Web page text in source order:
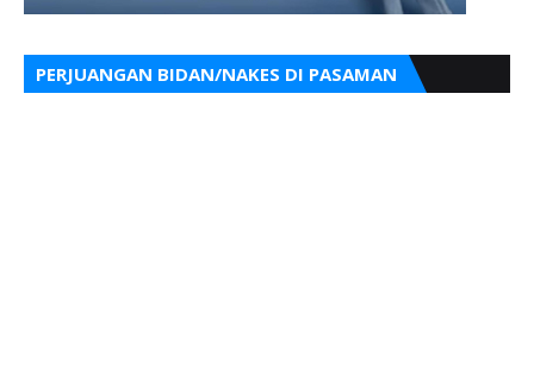
PERJUANGAN BIDAN/NAKES DI PASAMAN